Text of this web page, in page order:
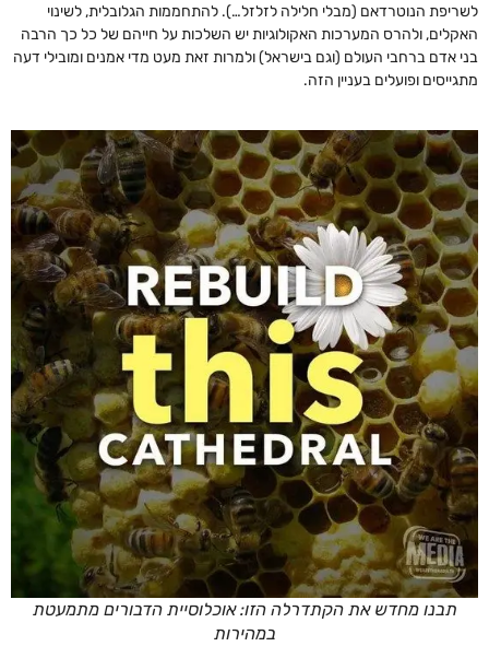
לשריפת הנוטרדאם (מבלי חלילה לזלזל…). להתחממות הגלובלית, לשינוי
האקלים, ולהרס המערכות האקולוגיות יש השלכות על חייהם של כל כך הרבה
בני אדם ברחבי העולם (וגם בישראל) ולמרות זאת מעט מדי אמנים ומובילי דעה
מתגייסים ופועלים בעניין הזה.
תבנו מחדש את הקתדרלה הזו: אוכלוסיית הדבורים מתמעטת
במהירות